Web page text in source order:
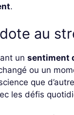
.
au
un sentiment
ou un
que
les défis